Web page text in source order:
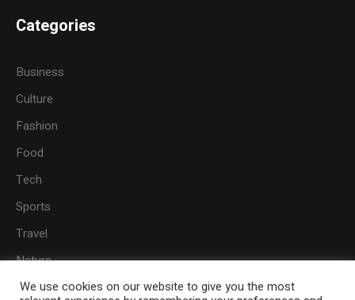
Categories
Business
Culture
Fashion
Food
Tech
Sports
Travel
Nature
We use cookies on our website to give you the most